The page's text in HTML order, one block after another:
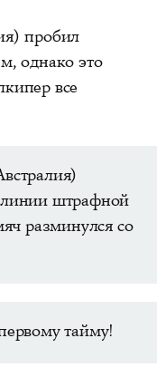
пробил
однако это
все
штрафной
разминулся со
тайму!